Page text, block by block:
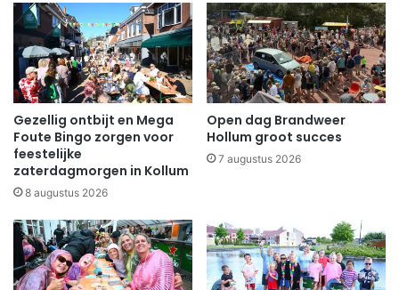
Gezellig ontbijt en Mega
Foute Bingo zorgen voor
feestelijke
zaterdagmorgen in Kollum
8 augustus 2026
Open dag Brandweer
Hollum groot succes
7 augustus 2026